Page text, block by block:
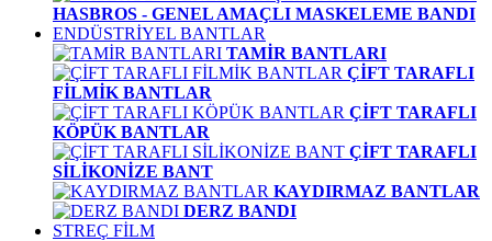
HASBROS - GENEL AMAÇLI MASKELEME BANDI
ENDÜSTRİYEL BANTLAR
TAMİR BANTLARI
ÇİFT TARAFLI
FİLMİK BANTLAR
ÇİFT TARAFLI
KÖPÜK BANTLAR
ÇİFT TARAFLI
SİLİKONİZE BANT
KAYDIRMAZ BANTLAR
DERZ BANDI
STREÇ FİLM